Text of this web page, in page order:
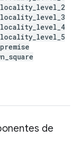
level 2
level 3
level 4
level 5
square
de